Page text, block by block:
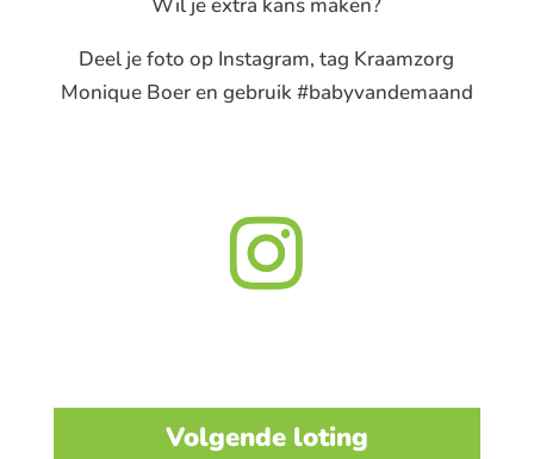
Deel je foto op Instagram, tag Kraamzorg
Monique Boer en gebruik #babyvandemaand
Volgende loting